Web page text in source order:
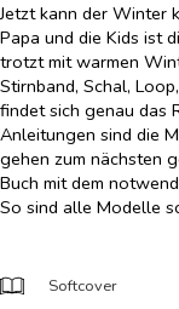
Jetzt kann der Winter
Papa und die Kids ist
trotzt mit warmen
Stirnband, Schal,
findet sich genau das
Anleitungen sind die
gehen zum nächsten
Buch mit dem
So sind alle Modelle
Softcover